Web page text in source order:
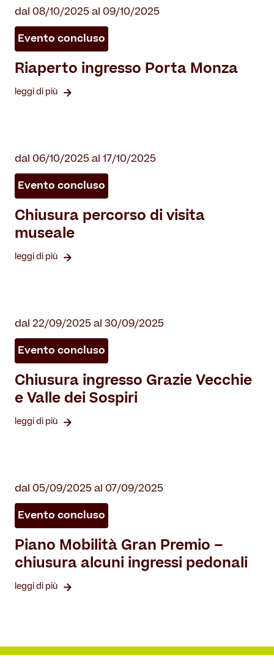
dal 08/10/2025 al 09/10/2025
Evento concluso
Riaperto ingresso Porta Monza
leggi di più
dal 06/10/2025 al 17/10/2025
Evento concluso
Chiusura percorso di visita
museale
leggi di più
dal 22/09/2025 al 30/09/2025
Evento concluso
Chiusura ingresso Grazie Vecchie
e Valle dei Sospiri
leggi di più
dal 05/09/2025 al 07/09/2025
Evento concluso
Piano Mobilità Gran Premio –
chiusura alcuni ingressi pedonali
leggi di più